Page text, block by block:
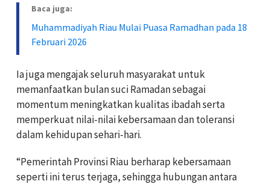
Baca juga:
Muhammadiyah Riau Mulai Puasa Ramadhan pada 18
Februari 2026
Ia juga mengajak seluruh masyarakat untuk
memanfaatkan bulan suci Ramadan sebagai
momentum meningkatkan kualitas ibadah serta
memperkuat nilai-nilai kebersamaan dan toleransi
dalam kehidupan sehari-hari.
“Pemerintah Provinsi Riau berharap kebersamaan
seperti ini terus terjaga, sehingga hubungan antara